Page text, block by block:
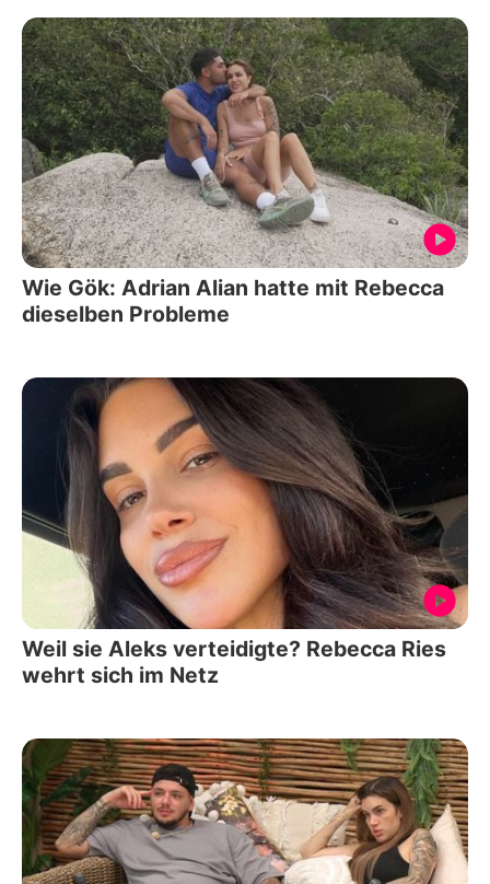
Wie Gök: Adrian Alian hatte mit Rebecca
dieselben Probleme
Weil sie Aleks verteidigte? Rebecca Ries
wehrt sich im Netz